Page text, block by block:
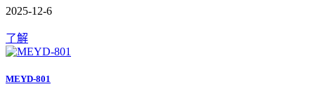
2025-12-6
了解
MEYD-801